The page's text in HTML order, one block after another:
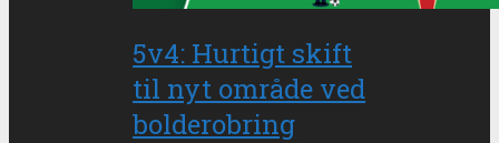
5v4: Hurtigt skift
til nyt område ved
bolderobring